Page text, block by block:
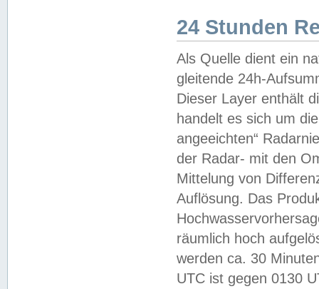
24 Stunden
Als Quelle dient ein
gleitende 24h-
Dieser Layer enthält
handelt es sich um
angeeichten“
der Radar- mit den
Mittelung von
Auflösung. Das
räumlich hoch
werden ca. 30
UTC ist gegen 0130